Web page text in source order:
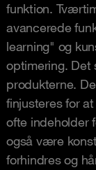
funktion.
avancerede
learning" og
optimering. Det
produkterne.
finjusteres for
ofte indeholder
også være
forhindres og